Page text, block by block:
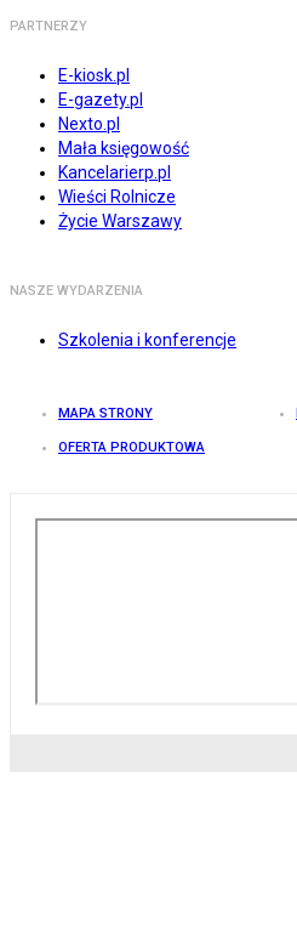
PARTNERZY
E-kiosk.pl
E-gazety.pl
Nexto.pl
Mała księgowość
Kancelarierp.pl
Wieści Rolnicze
Życie Warszawy
NASZE WYDARZENIA
Szkolenia i konferencje
MAPA STRONY
OFERTA PRODUKTOWA